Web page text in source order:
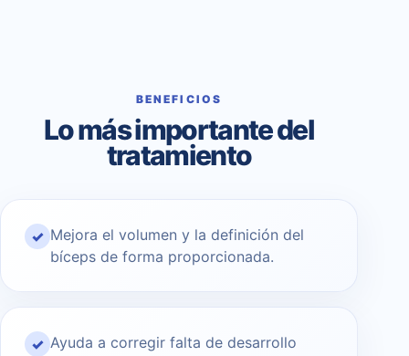
BENEFICIOS
Lo más importante del
tratamiento
✓ Mejora el volumen y la definición del
bíceps de forma proporcionada.
✓ Ayuda a corregir falta de desarrollo